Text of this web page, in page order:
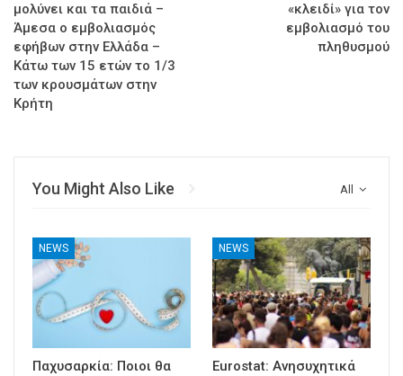
μολύνει και τα παιδιά –
Άμεσα ο εμβολιασμός
εφήβων στην Ελλάδα –
Κάτω των 15 ετών το 1/3
των κρουσμάτων στην
Κρήτη
«κλειδί» για τον
εμβολιασμό του
πληθυσμού
All
You Might Also Like
NEWS
Παχυσαρκία: Ποιοι θα
NEWS
Eurostat: Ανησυχητικά